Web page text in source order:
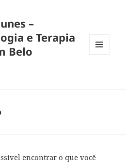
–
e Terapia
Belo
encontrar o que você